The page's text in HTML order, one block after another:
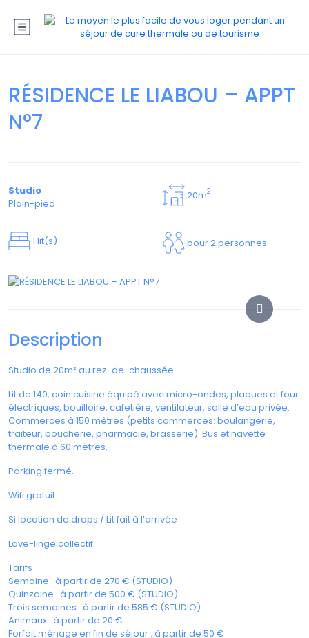
RÉSIDENCE LE LIABOU – APPT
N°7
Studio
Plain-pied
20m2
1 lit(s) pour 2 personnes
Description
Studio de 20m² au rez-de-chaussée
Lit de 140, coin cuisine équipé avec micro-ondes, plaques et four
électriques, bouilloire, cafetière, ventilateur, salle d’eau privée.
Commerces à 150 mètres (petits commerces: boulangerie,
traiteur, boucherie, pharmacie, brasserie). Bus et navette
thermale à 60 mètres.
Parking fermé.
Wifi gratuit.
Si location de draps / Lit fait à l’arrivée
Lave-linge collectif
Tarifs
Semaine : à partir de 270 € (STUDIO)
Quinzaine : à partir de 500 € (STUDIO)
Trois semaines : à partir de 585 € (STUDIO)
Animaux : à partir de 20 €
Forfait ménage en fin de séjour : à partir de 50 €